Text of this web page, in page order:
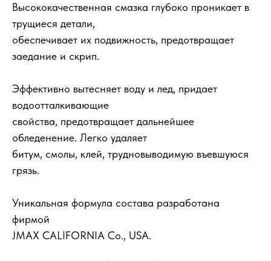
Высококачественная смазка глубоко проникает в
трущиеся детали,
обеспечивает их подвижность, предотвращает
заедание и скрип.
Эффективно вытесняет воду и лед, придает
водоотталкивающие
свойства, предотвращает дальнейшее
обледенение. Легко удаляет
битум, смолы, клей, трудновыводимую въевшуюся
грязь.
Уникальная формула состава разработана
фирмой
JMAX CALIFORNIA Co., USA.